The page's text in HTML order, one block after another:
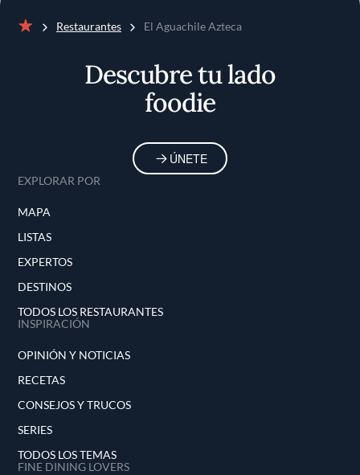
Restaurantes El Aguachile Azteca
Descubre tu lado
foodie
ÚNETE
EXPLORAR POR
MAPA
LISTAS
EXPERTOS
DESTINOS
TODOS LOS RESTAURANTES
INSPIRACIÓN
OPINIÓN Y NOTICIAS
RECETAS
CONSEJOS Y TRUCOS
SERIES
TODOS LOS TEMAS
FINE DINING LOVERS